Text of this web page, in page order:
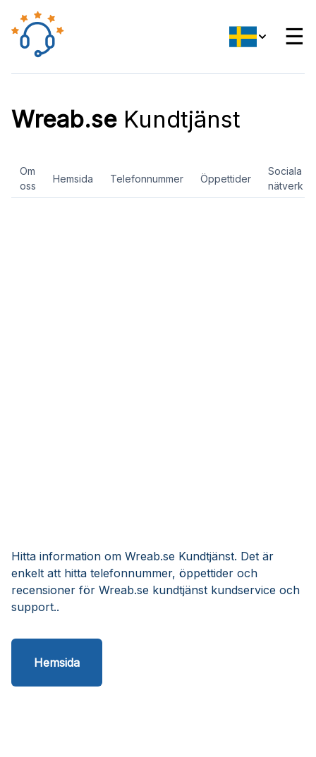
☰
Wreab.se Kundtjänst
Om
oss
Hemsida Telefonnummer Öppettider
Sociala
nätverk
Hitta information om Wreab.se Kundtjänst. Det är
enkelt att hitta telefonnummer, öppettider och
recensioner för Wreab.se kundtjänst kundservice och
support..
Hemsida